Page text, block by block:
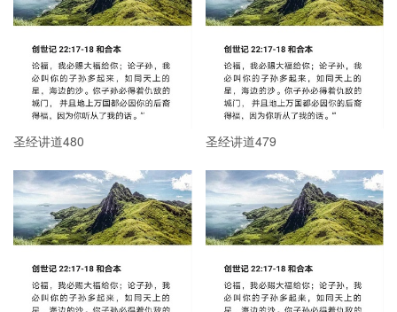
圣经讲道480 圣经讲道479